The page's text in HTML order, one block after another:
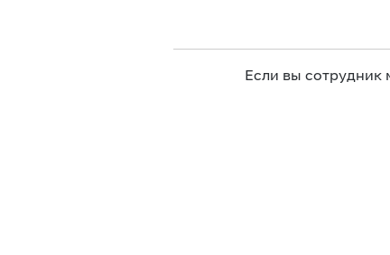
Если вы сотрудник